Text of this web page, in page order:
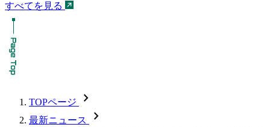
すべてを見る
TOPページ chevron_forward
最新ニュース chevron_forward